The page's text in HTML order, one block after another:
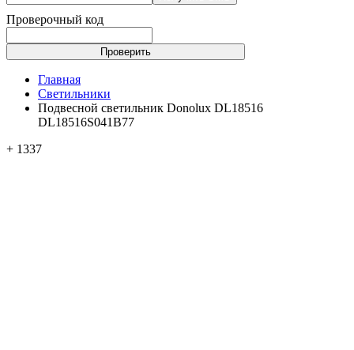
Проверочный код
Проверить
Главная
Светильники
Подвесной светильник Donolux DL18516
DL18516S041B77
+ 1337